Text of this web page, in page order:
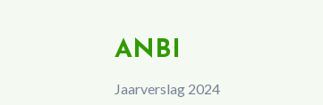
ANBI
Jaarverslag 2024